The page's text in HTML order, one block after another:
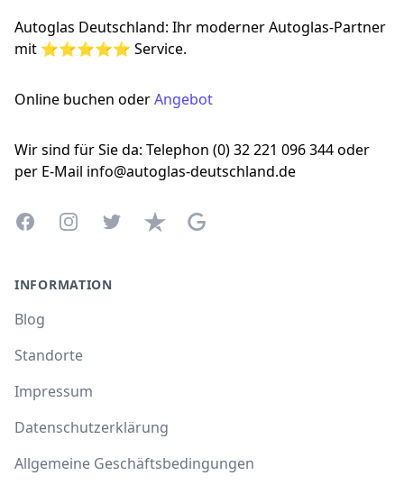
Autoglas Deutschland: Ihr moderner Autoglas-Partner
mit ⭐⭐⭐⭐⭐ Service.
Online buchen oderAngebot
Wir sind für Sie da: Telephon (0) 32 221 096 344 oder
per E-Mail info@autoglas-deutschland.de
FacebookInstagramTwitterTrustpilotGoogle Business Profile
INFORMATION
Blog
Standorte
Impressum
Datenschutzerklärung
Allgemeine Geschäftsbedingungen